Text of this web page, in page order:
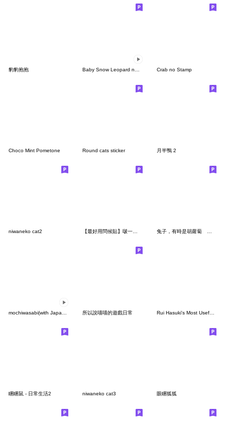
豹豹抱抱 Crab no Stamp
Choco Mint Pometone Round cats sticker 月半鴨 2
niwaneko cat2 【最好用問候貼】啵一下！強強喵呼叫寶貝！ 兔子，有時是胡蘿蔔 沒有字符
所以說喵喵的遊戲日常 Rui Hasuki's Most Useful Stamps
睏睏鼠 - 日常生活2 niwaneko cat3 眼睏狐狐